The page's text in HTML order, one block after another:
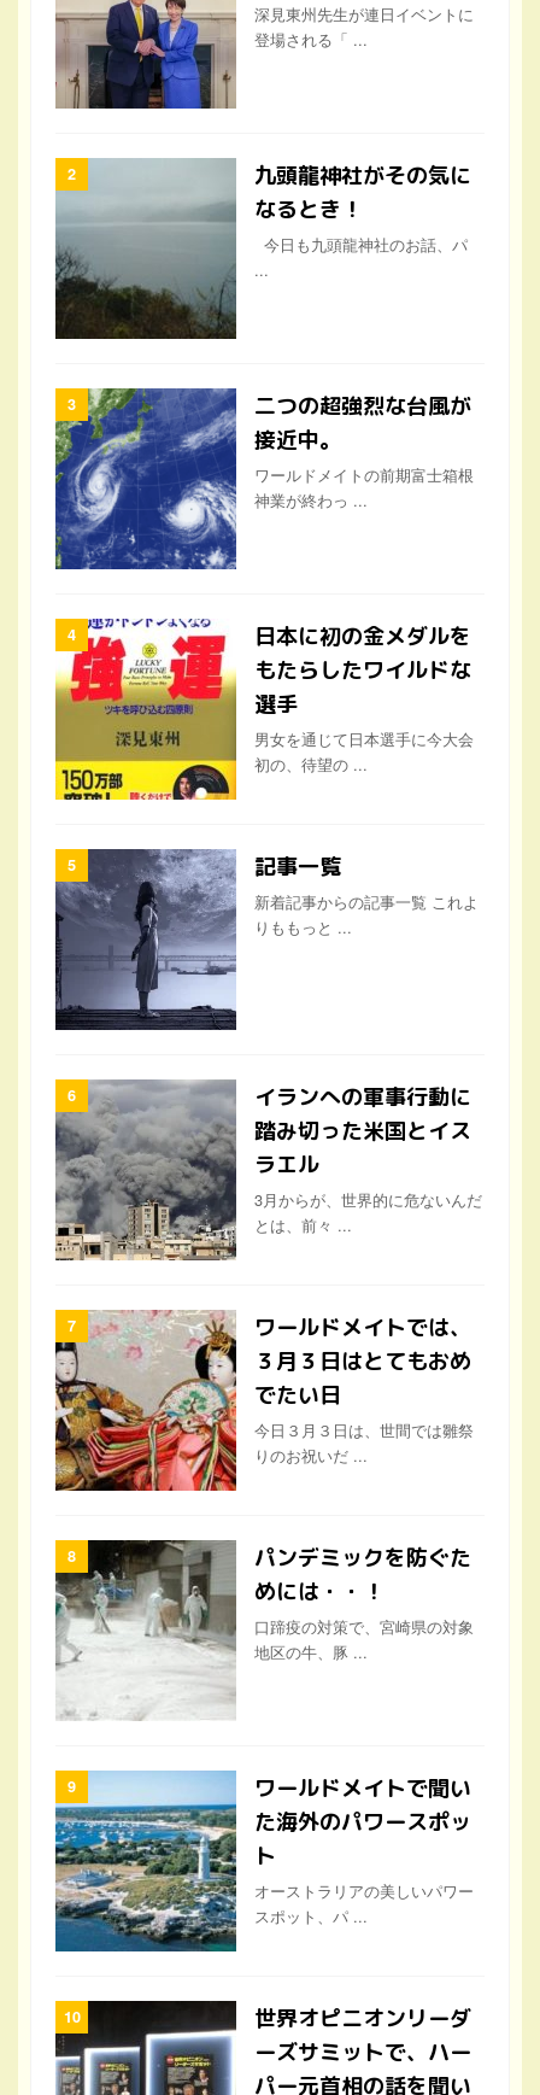
深見東州先生が連日イベントに
登場される「 ...
九頭龍神社がその気に
なるとき！
今日も九頭龍神社のお話、パ
...
二つの超強烈な台風が
接近中。
ワールドメイトの前期富士箱根
神業が終わっ ...
日本に初の金メダルを
もたらしたワイルドな
選手
男女を通じて日本選手に今大会
初の、待望の ...
記事一覧
新着記事からの記事一覧 これよ
りももっと ...
イランへの軍事行動に
踏み切った米国とイス
ラエル
3月からが、世界的に危ないんだ
とは、前々 ...
ワールドメイトでは、
３月３日はとてもおめ
でたい日
今日３月３日は、世間では雛祭
りのお祝いだ ...
パンデミックを防ぐた
めには・・！
口蹄疫の対策で、宮崎県の対象
地区の牛、豚 ...
ワールドメイトで聞い
た海外のパワースポッ
ト
オーストラリアの美しいパワー
スポット、パ ...
世界オピニオンリーダ
ーズサミットで、ハー
パー元首相の話を聞い